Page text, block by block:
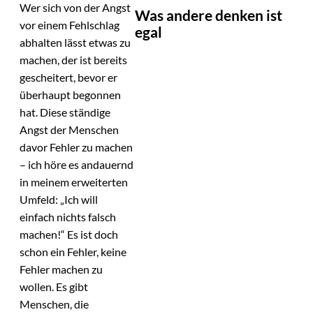
Wer sich von der Angst
vor einem Fehlschlag
abhalten lässt etwas zu
machen, der ist bereits
gescheitert, bevor er
überhaupt begonnen
hat. Diese ständige
Angst der Menschen
davor Fehler zu machen
– ich höre es andauernd
in meinem erweiterten
Umfeld: „Ich will
einfach nichts falsch
machen!“ Es ist doch
schon ein Fehler, keine
Fehler machen zu
wollen. Es gibt
Menschen, die
Was andere denken ist
egal